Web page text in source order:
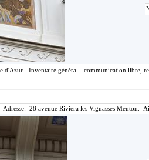
d'Azur - Inventaire général - communication libre,
28 avenue Riviera les Vignasses Menton.